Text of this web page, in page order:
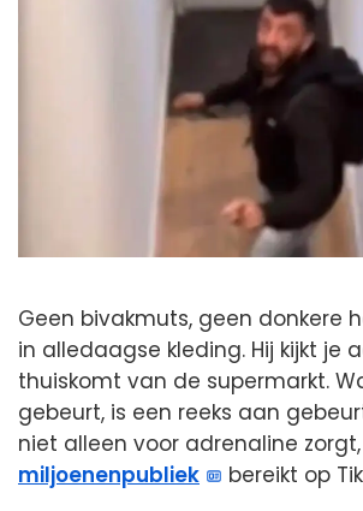
Geen bivakmuts, geen donkere
in alledaagse kleding. Hij kijkt je
thuiskomt van de supermarkt.
gebeurt, is een reeks aan
niet alleen voor adrenaline
miljoenenpubliek
bereikt op